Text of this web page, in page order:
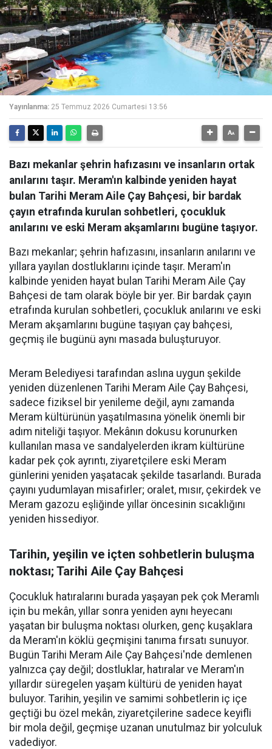
Yayınlanma: 25 Temmuz 2026 Cumartesi 13:56
Bazı mekanlar şehrin hafızasını ve insanların ortak
anılarını taşır. Meram'ın kalbinde yeniden hayat
bulan Tarihi Meram Aile Çay Bahçesi, bir bardak
çayın etrafında kurulan sohbetleri, çocukluk
anılarını ve eski Meram akşamlarını bugüne taşıyor.
Bazı mekanlar; şehrin hafızasını, insanların anılarını ve
yıllara yayılan dostluklarını içinde taşır. Meram'ın
kalbinde yeniden hayat bulan Tarihi Meram Aile Çay
Bahçesi de tam olarak böyle bir yer. Bir bardak çayın
etrafında kurulan sohbetleri, çocukluk anılarını ve eski
Meram akşamlarını bugüne taşıyan çay bahçesi,
geçmiş ile bugünü aynı masada buluşturuyor.
Meram Belediyesi tarafından aslına uygun şekilde
yeniden düzenlenen Tarihi Meram Aile Çay Bahçesi,
sadece fiziksel bir yenileme değil, aynı zamanda
Meram kültürünün yaşatılmasına yönelik önemli bir
adım niteliği taşıyor. Mekânın dokusu korunurken
kullanılan masa ve sandalyelerden ikram kültürüne
kadar pek çok ayrıntı, ziyaretçilere eski Meram
günlerini yeniden yaşatacak şekilde tasarlandı. Burada
çayını yudumlayan misafirler; oralet, mısır, çekirdek ve
Meram gazozu eşliğinde yıllar öncesinin sıcaklığını
yeniden hissediyor.
Tarihin, yeşilin ve içten sohbetlerin buluşma
noktası; Tarihi Aile Çay Bahçesi
Çocukluk hatıralarını burada yaşayan pek çok Meramlı
için bu mekân, yıllar sonra yeniden aynı heyecanı
yaşatan bir buluşma noktası olurken, genç kuşaklara
da Meram'ın köklü geçmişini tanıma fırsatı sunuyor.
Bugün Tarihi Meram Aile Çay Bahçesi'nde demlenen
yalnızca çay değil; dostluklar, hatıralar ve Meram'ın
yıllardır süregelen yaşam kültürü de yeniden hayat
buluyor. Tarihin, yeşilin ve samimi sohbetlerin iç içe
geçtiği bu özel mekân, ziyaretçilerine sadece keyifli
bir mola değil, geçmişe uzanan unutulmaz bir yolculuk
vadediyor.